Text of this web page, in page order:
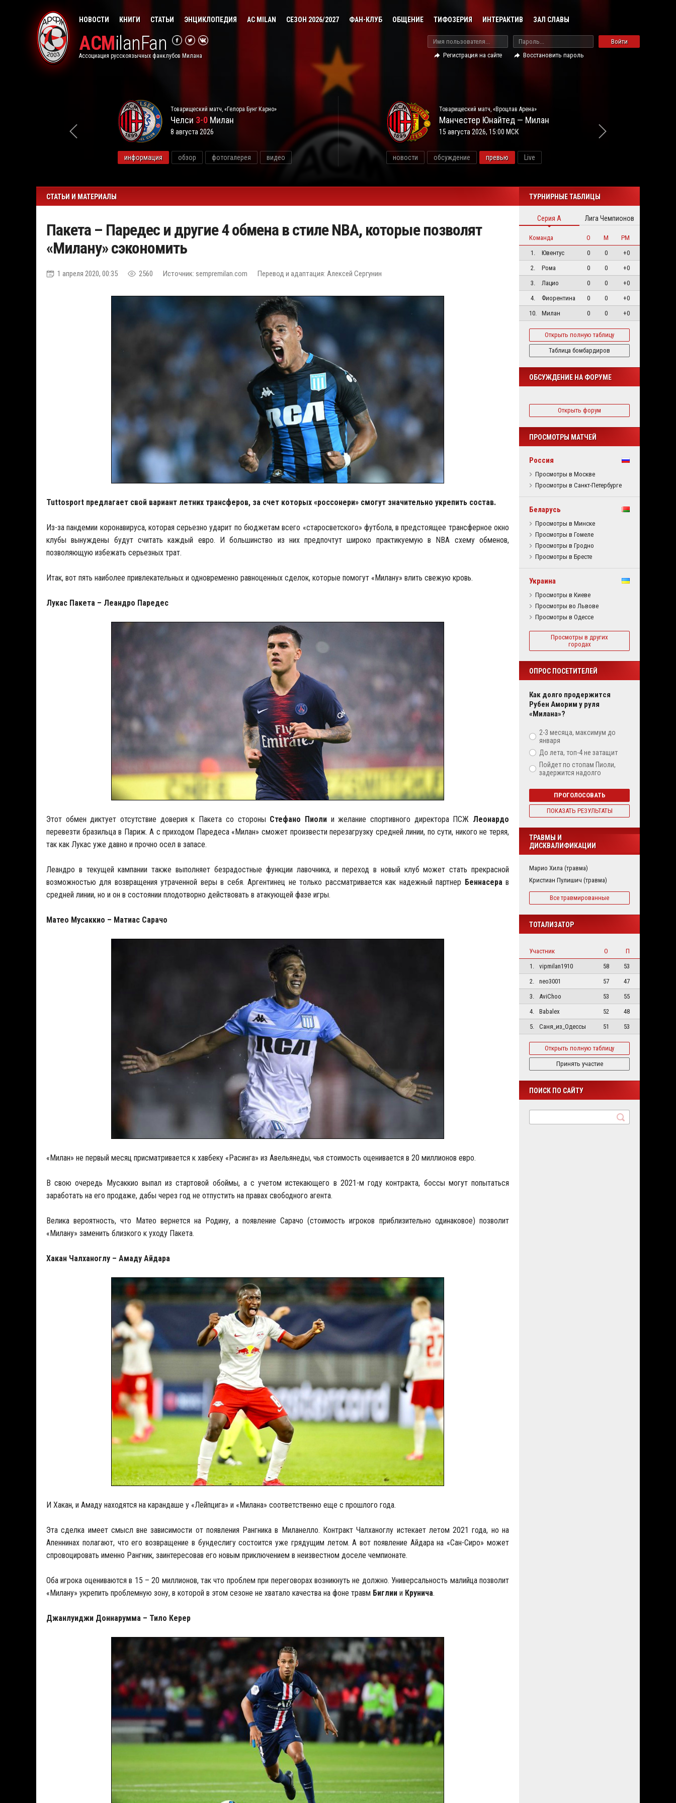
НОВОСТИ КНИГИ СТАТЬИ ЭНЦИКЛОПЕДИЯ AC MILAN СЕЗОН 2026/2027 ФАН-КЛУБ ОБЩЕНИЕ ТИФОЗЕРИЯ ИНТЕРАКТИВ ЗАЛ СЛАВЫ
ACMilanFan
Ассоциация русскоязычных фанклубов Милана
Войти
Регистрация на сайте
Восстановить пароль
Товарищеский матч, «Гелора Бунг Карно»
Челси 3-0 Милан
8 августа 2026
информация обзор фотогалерея видео
Товарищеский матч, «Вроцлав Арена»
Манчестер Юнайтед — Милан
15 августа 2026, 15:00 МСК
новости обсуждение превью Live
СТАТЬИ И МАТЕРИАЛЫ
Пакета – Паредес и другие 4 обмена в стиле NBA, которые позволят
«Милану» сэкономить
1 апреля 2020, 00:35 2560 Источник: sempremilan.com Перевод и адаптация: Алексей Сергунин
Tuttosport предлагает свой вариант летних трансферов, за счет которых «россонери» смогут значительно укрепить состав.
Из-за пандемии коронавируса, которая серьезно ударит по бюджетам всего «старосветского» футбола, в предстоящее трансферное окно
клубы вынуждены будут считать каждый евро. И большинство из них предпочтут широко практикуемую в NBA схему обменов,
позволяющую избежать серьезных трат.
Итак, вот пять наиболее привлекательных и одновременно равноценных сделок, которые помогут «Милану» влить свежую кровь.
Лукас Пакета – Леандро Паредес
Этот обмен диктует отсутствие доверия к Пакета со стороны Стефано Пиолии желание спортивного директора ПСЖ Леонардо
перевезти бразильца в Париж. А с приходом Паредеса «Милан» сможет произвести перезагрузку средней линии, по сути, никого не теряя,
так как Лукас уже давно и прочно осел в запасе.
Леандро в текущей кампании также выполняет безрадостные функции лавочника, и переход в новый клуб может стать прекрасной
возможностью для возвращения утраченной веры в себя. Аргентинец не только рассматривается как надежный партнер Беннасерав
средней линии, но и он в состоянии плодотворно действовать в атакующей фазе игры.
Матео Мусаккио – Матиас Сарачо
«Милан» не первый месяц присматривается к хавбеку «Расинга» из Авельянеды, чья стоимость оценивается в 20 миллионов евро.
В свою очередь Мусаккио выпал из стартовой обоймы, а с учетом истекающего в 2021-м году контракта, боссы могут попытаться
заработать на его продаже, дабы через год не отпустить на правах свободного агента.
Велика вероятность, что Матео вернется на Родину, а появление Сарачо (стоимость игроков приблизительно одинаковое) позволит
«Милану» заменить близкого к уходу Пакета.
Хакан Чалханоглу – Амаду Айдара
И Хакан, и Амаду находятся на карандаше у «Лейпцига» и «Милана» соответственно еще с прошлого года.
Эта сделка имеет смысл вне зависимости от появления Рангника в Миланелло. Контракт Чалханоглу истекает летом 2021 года, но на
Апеннинах полагают, что его возвращение в бундеслигу состоится уже грядущим летом. А вот появление Айдара на «Сан-Сиро» может
спровоцировать именно Рангник, заинтересовав его новым приключением в неизвестном доселе чемпионате.
Оба игрока оцениваются в 15 – 20 миллионов, так что проблем при переговорах возникнуть не должно. Универсальность малийца позволит
«Милану» укрепить проблемную зону, в которой в этом сезоне не хватало качества на фоне травм Биглии и Крунича.
Джанлуиджи Доннарумма – Тило Керер
ТУРНИРНЫЕ ТАБЛИЦЫ
Серия А Лига Чемпионов
Команда О М
РМ
1.
Ювентус 0 0
+0
2.
Рома 0 0
+0
3.
Лацио 0 0
+0
4.
Фиорентина 0 0
+0
10.
Милан 0 0 +0
Открыть полную таблицу
Таблица бомбардиров
ОБСУЖДЕНИЕ НА ФОРУМЕ
Открыть форум
ПРОСМОТРЫ МАТЧЕЙ
Россия
Просмотры в Москве
Просмотры в Санкт-Петербурге
Беларусь
Просмотры в Минске
Просмотры в Гомеле
Просмотры в Гродно
Просмотры в Бресте
Украина
Просмотры в Киеве
Просмотры во Львове
Просмотры в Одессе
Просмотры в других
городах
ОПРОС ПОСЕТИТЕЛЕЙ
Как долго продержится
Рубен Аморим у руля
«Милана»?
2-3 месяца, максимум до
января
До лета, топ-4 не затащит
Пойдет по стопам Пиоли,
задержится надолго
ПРОГОЛОСОВАТЬ
ПОКАЗАТЬ РЕЗУЛЬТАТЫ
ТРАВМЫ И
ДИСКВАЛИФИКАЦИИ
Марио Хила (травма)
Кристиан Пулишич (травма)
Все травмированные
ТОТАЛИЗАТОР
Участник О
П
1.
vipmilan1910 58
53
2.
neo3001 57
47
3.
AviChoo 53
55
4.
Babalex 52
48
5.
Саня_из_Одессы 51 53
Открыть полную таблицу
Принять участие
ПОИСК ПО САЙТУ